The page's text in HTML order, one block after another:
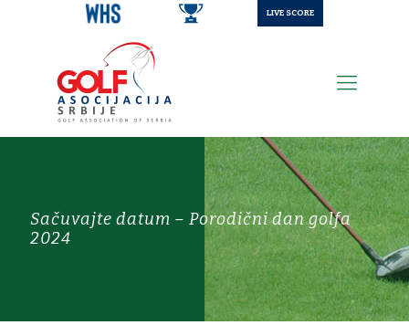
LIVE SCORE
Sačuvajte datum – Porodični dan golfa
2024